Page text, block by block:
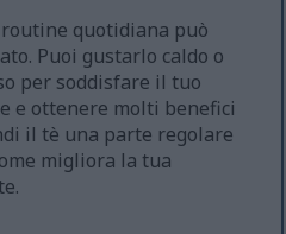
quotidiana può
Puoi gustarlo caldo o
per soddisfare il tuo
e ottenere molti benefici
il tè una parte regolare
migliora la tua